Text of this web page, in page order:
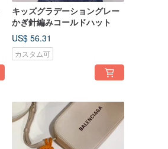
キッズグラデーショングレー
かぎ針編みコールドハット
US$ 56.31
カスタム可